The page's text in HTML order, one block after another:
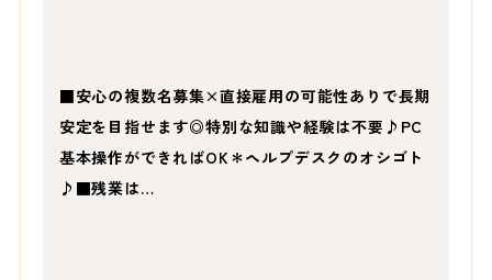
■安心の複数名募集×直接雇用の可能性ありで長期
安定を目指せます◎特別な知識や経験は不要♪PC
基本操作ができればOK＊ヘルプデスクのオシゴト
♪■残業は…